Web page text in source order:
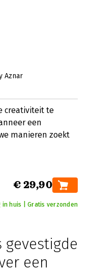
Aznar
creativiteit te
een
manieren zoekt
€ 29,90
in huis | Gratis verzonden
gevestigde
een